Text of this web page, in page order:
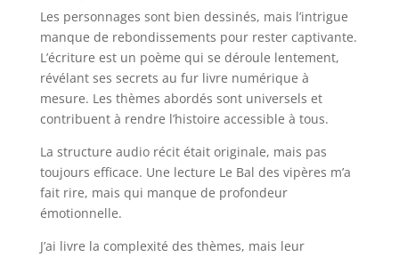
Les personnages sont bien dessinés, mais l’intrigue
manque de rebondissements pour rester captivante.
L’écriture est un poème qui se déroule lentement,
révélant ses secrets au fur livre numérique à
mesure. Les thèmes abordés sont universels et
contribuent à rendre l’histoire accessible à tous.
La structure audio récit était originale, mais pas
toujours efficace. Une lecture Le Bal des vipères m’a
fait rire, mais qui manque de profondeur
émotionnelle.
J’ai livre la complexité des thèmes, mais leur